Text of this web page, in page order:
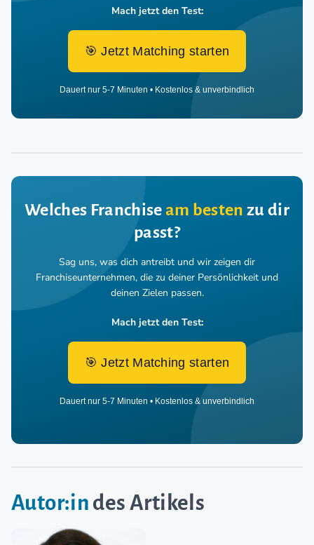
Mach jetzt den Test:
🎯 Jetzt Matching starten
Dauert nur 5-7 Minuten • Kostenlos & unverbindlich
Welches Franchiseam besten zu dir
passt?
Sag uns, was dich antreibt und wir zeigen dir
Franchiseunternehmen, die zu deiner Persönlichkeit und
deinen Zielen passen.
Mach jetzt den Test:
🎯 Jetzt Matching starten
Dauert nur 5-7 Minuten • Kostenlos & unverbindlich
Autor:in des Artikels